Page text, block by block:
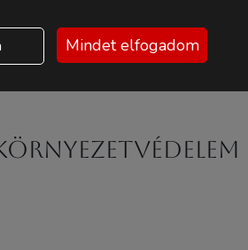
Mindet elfogadom